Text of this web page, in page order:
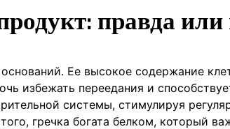
правда
Ее высокое содержание
избежать переедания и
системы, стимулируя
гречка богата белком, который